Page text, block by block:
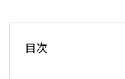
目次